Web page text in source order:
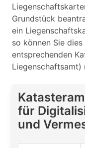
Grundstück
ein
so können Sie
entsprechenden
Liegenschaftsamt)
für
und